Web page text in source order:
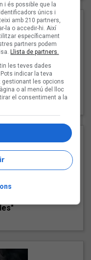
i és possible que la
únics i
amb 210 partners,
la o accedir-hi. Així
específicament
partners podem
Llista de partners.
les teves dades
indicar la teva
les opcions
o al menú del lloc
el consentiment a la